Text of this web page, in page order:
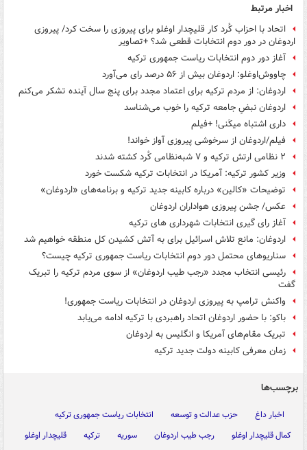
اخبار مرتبط
اتحاد با احزاب کُرد کار قلیچدار اوغلو برای پیروزی را سخت کرد/ پیروزی
اردوغان در دور دوم انتخابات قطعی شد؟ +تصاویر
آغاز دور دوم انتخابات ریاست جمهوری ترکیه
چاووش‌اوغلو: اردوغان بیش از ۵۶ درصد رای می‌آورد
اردوغان: از مردم ترکیه برای اعتماد مجدد برای پنج سال آینده تشکر می‌کنم
اردوغان نبضِ جامعه ترکیه را خوب می‌شناسد
داری اشتباه میکَنی! +فیلم
فیلم/اردوغان از سرخوشی پیروزی آواز خواند!
۲ نظامی ارتش ترکیه و ۷ شبه‌نظامی کُرد کشته شدند
وزیر کشور ترکیه: آمریکا در انتخابات ترکیه شکست خورد
توضیحات «کالین» درباره کابینه جدید ترکیه و برنامه‌های «اردوغان»
عکس/ جشن پیروزی هواداران اردوغان
آغاز رای گیری انتخابات شهرداری های ترکیه
اردوغان: مانع تلاش اسرائیل برای به آتش کشیدن کل منطقه خواهیم شد
سناریوهای محتمل دور دوم انتخابات ریاست جمهوری ترکیه چیست؟
رئیسی انتخاب مجدد «رجب طیب اردوغان» از سوی مردم ترکیه را تبریک
گفت
واکنش ترامپ به پیروزی اردوغان در انتخابات ریاست جمهوری!
باکو: با حضور اردوغان اتحاد راهبردی با ترکیه ادامه می‌یابد
تبریک مقام‌های آمریکا و انگلیس به اردوغان
زمان معرفی کابینه دولت جدید ترکیه
برچسب‌ها
اخبار داغ حزب عدالت و توسعه
انتخابات ریاست جمهوری ترکیه
کمال قلیچدار اوغلو
رجب طیب اردوغان سوریه ترکیه قلیچدار اوغلو